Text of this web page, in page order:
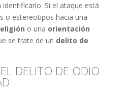
Si el ataque está
o estereotipos hacia una
o una orientación
se trate de un delito de
DELITO DE ODIO